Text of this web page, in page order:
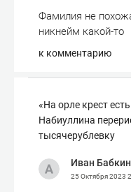
Фамилия не
никнейм какой-то
к комментарию
«На орле крест
Набиуллина
тысячерублевку
Иван Бабкин
25 Октября 2023